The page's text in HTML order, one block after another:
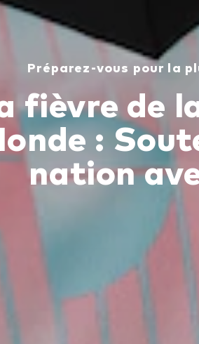
Préparez-vous pour la
fièvre de
:
nation